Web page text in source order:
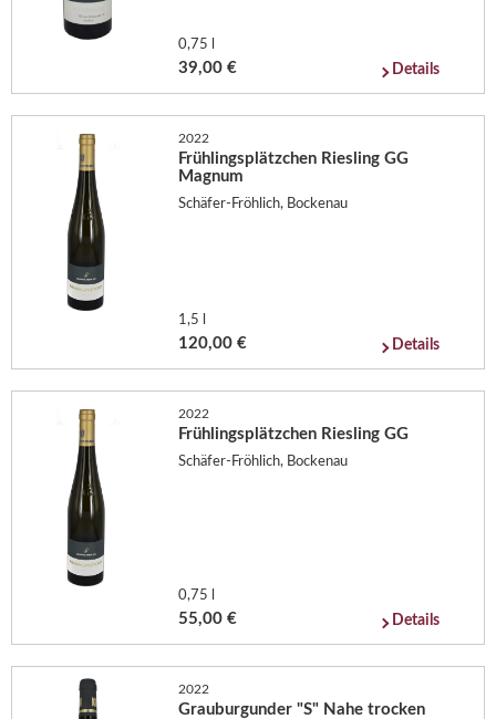
0,75 l
39,00 € Details
2022
Frühlingsplätzchen Riesling GG
Magnum
Schäfer-Fröhlich, Bockenau
1,5 l
120,00 € Details
2022
Frühlingsplätzchen Riesling GG
Schäfer-Fröhlich, Bockenau
0,75 l
55,00 € Details
2022
Grauburgunder "S" Nahe trocken